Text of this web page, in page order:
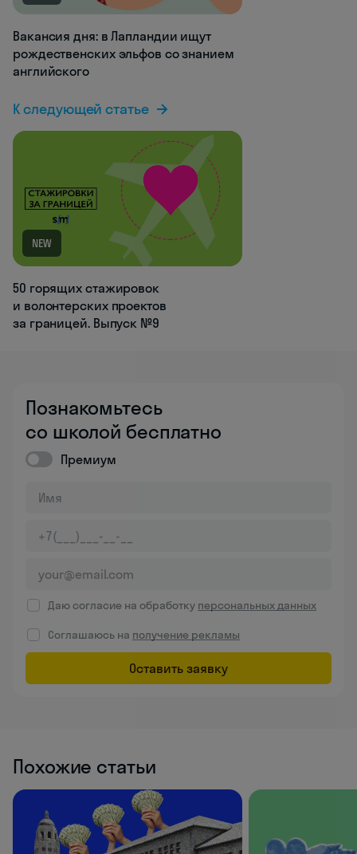
Вакансия дня: в Лапландии ищут
рождественских эльфов со знанием
английского
К следующей статье
NEW
50 горящих стажировок
и волонтерских проектов
за границей. Выпуск №9
Познакомьтесь
со школой бесплатно
Премиум
Даю согласие на обработку персональных данных
Соглашаюсь на получение рекламы
Оставить заявку
Похожие статьи